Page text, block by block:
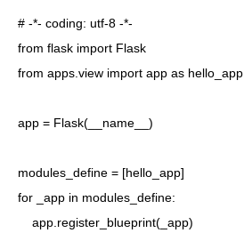
# -*- coding: utf-8 -*-
from flask import Flask
from apps.view import app as hello_app
app = Flask(__name__)
modules_define = [hello_app]
for _app in modules_define: